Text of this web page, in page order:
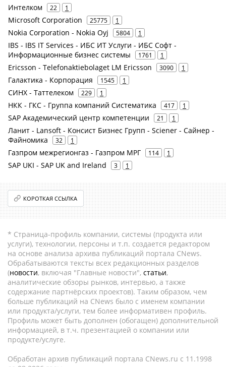
Интелком 22 1
Microsoft Corporation 25775 1
Nokia Corporation - Nokia Oyj 5804 1
IBS - IBS IT Services - ИБС ИТ Услуги - ИБС Софт -
Информационные бизнес системы
1761 1
Ericsson - Telefonaktiebolaget LM Ericsson 3090 1
Галактика - Корпорация 1545 1
СИНХ - Таттелеком 229 1
НКК - ГКС - Группа компаний Систематика 417 1
SAP Академический центр компетенции 21 1
Ланит - Lansoft - Консист Бизнес Групп - Sciener - Сайнер -
Файномика
32 1
Газпром межрегионгаз - Газпром МРГ 114 1
SAP UKI - SAP UK and Ireland 3 1
КОРОТКАЯ ССЫЛКА
* Страница-профиль компании, системы (продукта или
услуги), технологии, персоны и т.п. создается редактором
на основе анализа архива публикаций портала CNews.
Обрабатываются тексты всех редакционных разделов
(новости, включая "Главные новости", статьи,
аналитические обзоры рынков, интервью, а также
содержание партнёрских проектов). Таким образом, чем
больше публикаций на CNews было с именем компании
или продукта/услуги, тем более информативен профиль.
Профиль может быть дополнен (обогащен) дополнительной
информацией, в т.ч. презентацией о компании или
продукте/услуге.
Обработан архив публикаций портала CNews.ru c 11.1998